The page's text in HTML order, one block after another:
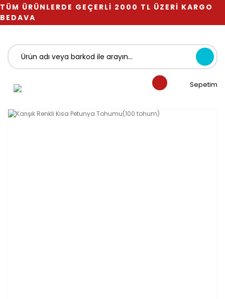
TÜM ÜRÜNLERDE GEÇERLİ 2000 TL ÜZERİ KARGO
BEDAVA
Sepetim